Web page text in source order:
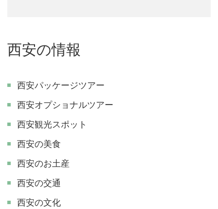
西安の情報
西安パッケージツアー
西安オプショナルツアー
西安観光スポット
西安の美食
西安のお土産
西安の交通
西安の文化